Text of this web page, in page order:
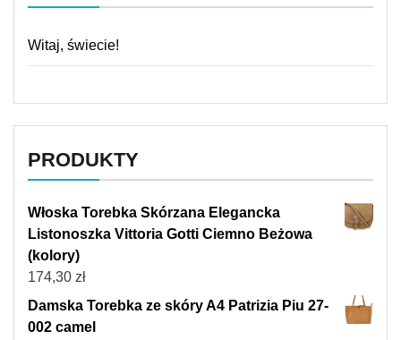
Witaj, świecie!
PRODUKTY
Włoska Torebka Skórzana Elegancka
Listonoszka Vittoria Gotti Ciemno Beżowa
(kolory)
174,30 zł
Damska Torebka ze skóry A4 Patrizia Piu 27-
002 camel